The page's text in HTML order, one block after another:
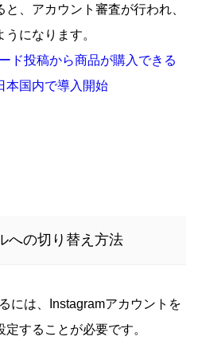
と、アカウント審査が行われ、
になります。
ド投稿から商品が購入できる
本国内で導入開始
への切り替え方法
には、Instagramアカウントを
することが必要です。